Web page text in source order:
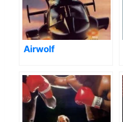
Airwolf